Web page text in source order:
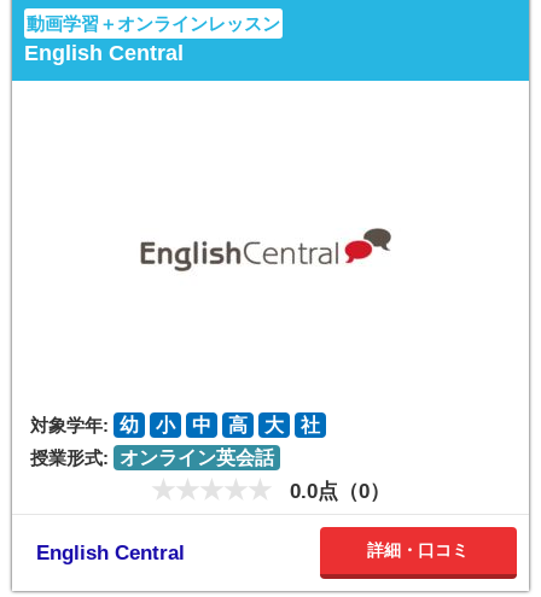
動画学習＋オンラインレッスン
English Central
対象学年: 幼 小 中 高 大
社
授業形式:
オンライン英会話
0.0点（0）
English Central 詳細・口コミ